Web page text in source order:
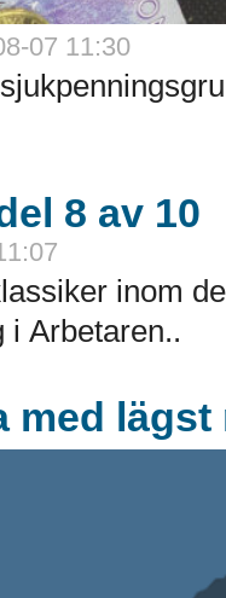
07 11:30
8 av 10
inom
i Arbetaren..
med